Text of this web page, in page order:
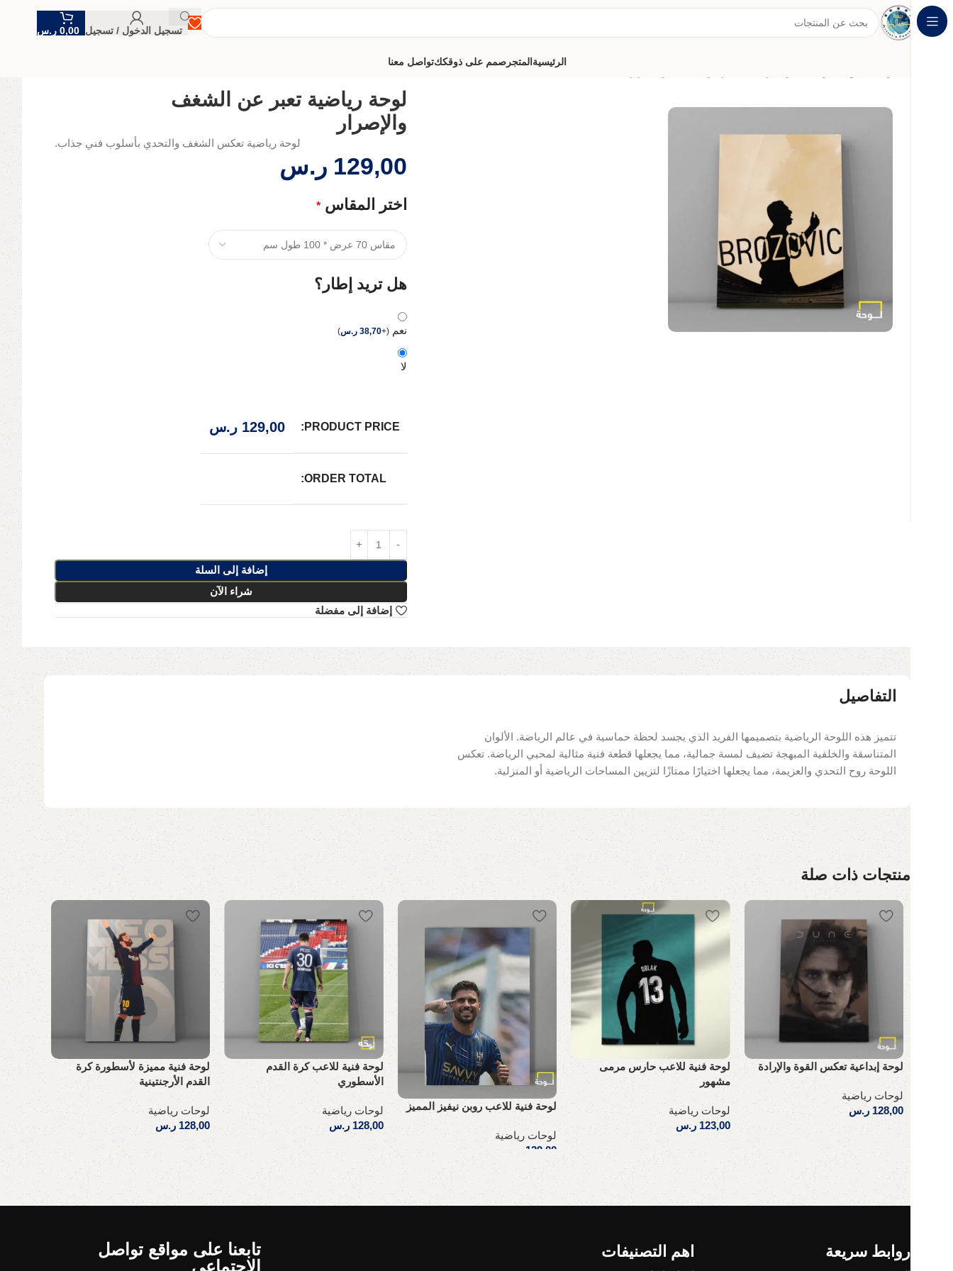
تسجيل الدخول / تسجيل 0,00 ر.س
الرئيسيةالمتجر صمم على ذوقككتواصل معنا
لوحة رياضية تعبر عن الشغف
والإصرار
لوحة رياضية تعكس الشغف والتحدي بأسلوب فني جذاب.
129,00 ر.س
اختر المقاس *
هل تريد إطار؟
نعم (
+
38,70 ر.س)
لا
PRODUCT PRICE:
129,00 ر.س
ORDER TOTAL:
إضافة إلى السلة
شراء الآن
إضافة إلى مفضلة
التفاصيل
تتميز هذه اللوحة الرياضية بتصميمها الفريد الذي يجسد لحظة حماسية في عالم الرياضة. الألوان
المتناسقة والخلفية المبهجة تضيف لمسة جمالية، مما يجعلها قطعة فنية مثالية لمحبي الرياضة. تعكس
اللوحة روح التحدي والعزيمة، مما يجعلها اختيارًا ممتازًا لتزيين المساحات الرياضية أو المنزلية.
منتجات ذات صلة
لوحة إبداعية تعكس القوة والإرادة
لوحات رياضية
128,00 ر.س
إضافة إلى السلة
لوحة فنية للاعب حارس مرمى
مشهور
لوحات رياضية
123,00 ر.س
إضافة إلى السلة
لوحة فنية للاعب روبن نيفيز المميز
لوحات رياضية
129,00
ر.س
إضافة إلى السلة
لوحة فنية للاعب كرة القدم
الأسطوري
لوحات رياضية
128,00 ر.س
إضافة إلى السلة
لوحة فنية مميزة لأسطورة كرة
القدم الأرجنتينية
لوحات رياضية
128,00 ر.س
إضافة إلى السلة
لوحة
لوحات
123,00
إضافة
Read More
روابط سريعة اهم التصنيفات
تابعنا على مواقع تواصل
الإجتماعي